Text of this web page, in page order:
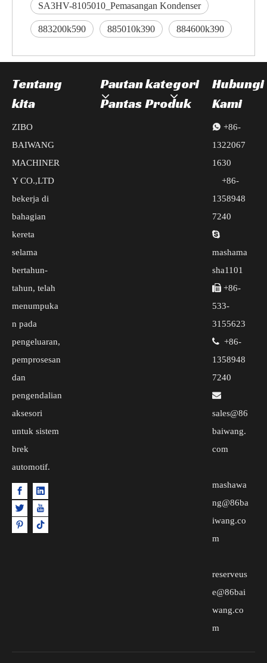
SA3HV-8105010_Pemasangan Kondenser
883200k590 885010k390 884600k390
Tentang
kita
ZIBO
BAIWANG
MACHINER
Y CO.,LTD
bekerja di
bahagian
kereta
selama
bertahun-
tahun, telah
menumpuka
n pada
pengeluaran,
pemprosesan
dan
pengendalian
aksesori
untuk sistem
brek
automotif.
Pautan
Pantas
kategori
Produk
Hubungi
Kami
 +86-
1322067
1630
+86-
1358948
7240

mashama
sha1101
+86-
533-
3155623
 +86-
1358948
7240

sales@86
baiwang.
com
mashawa
ng@86ba
iwang.co
m
reserveus
e@86bai
wang.co
m